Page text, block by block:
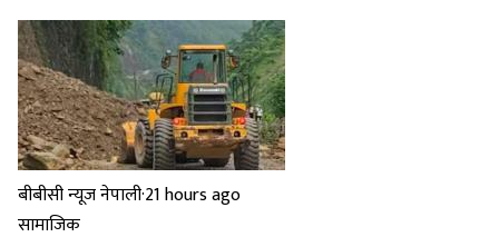
बीबीसी न्यूज नेपाली·21 hours ago
सामाजिक